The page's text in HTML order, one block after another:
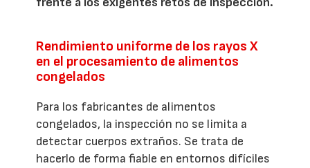
Rendimiento uniforme de los rayos X
en el procesamiento de alimentos
congelados
Para los fabricantes de alimentos
congelados, la inspección no se limita a
detectar cuerpos extraños. Se trata de
hacerlo de forma fiable en entornos difíciles